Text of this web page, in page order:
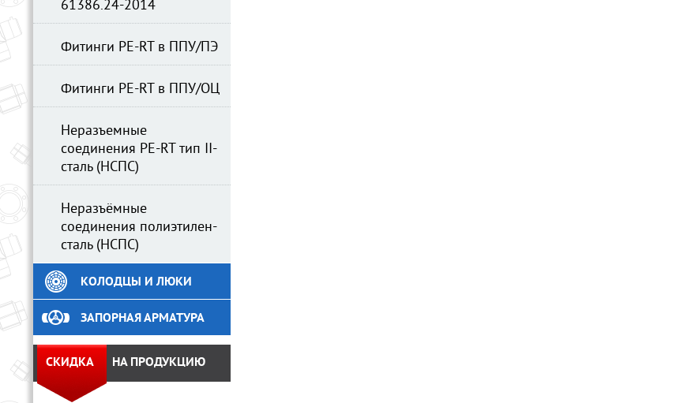
61386.24-2014
Фитинги PE-RT в ППУ/ПЭ
Фитинги PE-RT в ППУ/ОЦ
Неразъемные
соединения PE-RT тип II-
сталь (НСПС)
Неразъёмные
соединения полиэтилен-
сталь (НСПС)
КОЛОДЦЫ И ЛЮКИ
ЗАПОРНАЯ АРМАТУРА
СКИДКА НА ПРОДУКЦИЮ